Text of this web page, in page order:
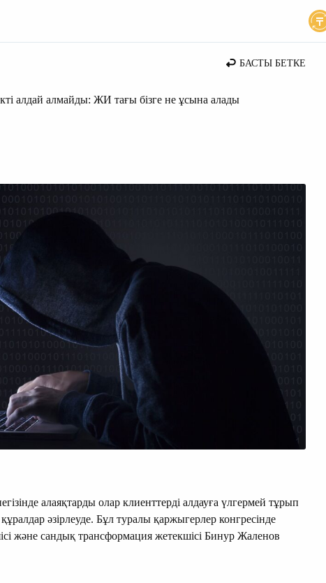
БАСТЫ БЕТКЕ
алдай алмайды: ЖИ тағы бізге не ұсына алады
алаяқтарды олар клиенттерді алдауға үлгермей тұрып
әзірлеуде. Бұл туралы қаржыгерлер конгресінде
және сандық трансформация жетекшісі Бинур Жаленов